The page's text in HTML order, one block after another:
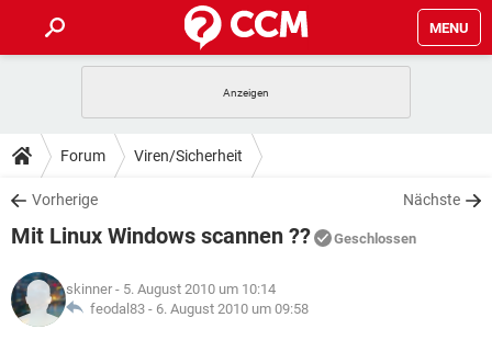
MENU
ANDROID
WINDOWS 10
WHATSAPP TIKTOK
FACEBOOK
TIPPS & TRICKS
SPIELE
WHATSAPP TIKTOK
FACEBOOK
DOWNLOADS
SPIELE STREAMING
ANDROID
WINDOWS 10 INSTAGRAM
SPIELE STREAMING
ANDROID
LEXIKON
Forum Viren/Sicherheit
Vorherige Nächste
Mit Linux Windows scannen ?? Geschlossen
skinner - 5. August 2010 um 10:14
feodal83 - 6. August 2010 um 09:58